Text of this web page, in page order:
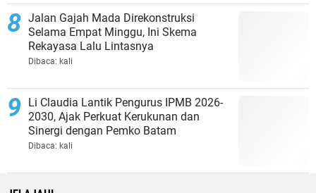
Jalan Gajah Mada Direkonstruksi
Selama Empat Minggu, Ini Skema
Rekayasa Lalu Lintasnya
Dibaca: kali
Li Claudia Lantik Pengurus IPMB 2026-
2030, Ajak Perkuat Kerukunan dan
Sinergi dengan Pemko Batam
Dibaca: kali